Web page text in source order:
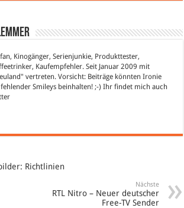
Kinogänger, Serienjunkie, Produkttester,
Kaufempfehler. Seit Januar 2009 mit
vertreten. Vorsicht: Beiträge könnten Ironie
Smileys beinhalten! ;-) Ihr findet mich auch
Richtlinien
Nächste
RTL Nitro – Neuer deutscher
Free-TV Sender